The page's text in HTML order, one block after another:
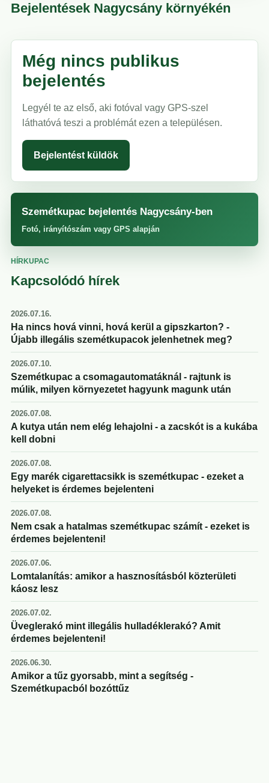
Bejelentések Nagycsány környékén
Még nincs publikus
bejelentés
Legyél te az első, aki fotóval vagy GPS-szel
láthatóvá teszi a problémát ezen a településen.
Bejelentést küldök
Szemétkupac bejelentés Nagycsány-ben
Fotó, irányítószám vagy GPS alapján
HÍRKUPAC
Kapcsolódó hírek
2026.07.16.
Ha nincs hová vinni, hová kerül a gipszkarton? -
Újabb illegális szemétkupacok jelenhetnek meg?
2026.07.10.
Szemétkupac a csomagautomatáknál - rajtunk is
múlik, milyen környezetet hagyunk magunk után
2026.07.08.
A kutya után nem elég lehajolni - a zacskót is a kukába
kell dobni
2026.07.08.
Egy marék cigarettacsikk is szemétkupac - ezeket a
helyeket is érdemes bejelenteni
2026.07.08.
Nem csak a hatalmas szemétkupac számít - ezeket is
érdemes bejelenteni!
2026.07.06.
Lomtalanítás: amikor a hasznosításból közterületi
káosz lesz
2026.07.02.
Üveglerakó mint illegális hulladéklerakó? Amit
érdemes bejelenteni!
2026.06.30.
Amikor a tűz gyorsabb, mint a segítség -
Szemétkupacból bozóttűz